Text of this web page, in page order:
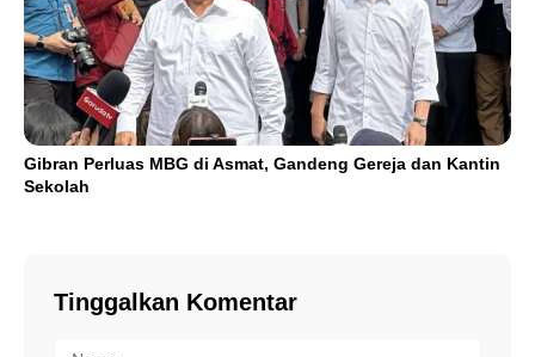
Gibran Perluas MBG di Asmat, Gandeng Gereja dan Kantin
Sekolah
Tinggalkan Komentar